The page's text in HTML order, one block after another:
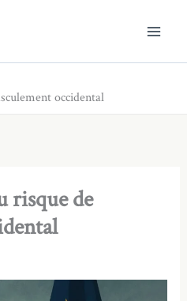
occidental
risque de